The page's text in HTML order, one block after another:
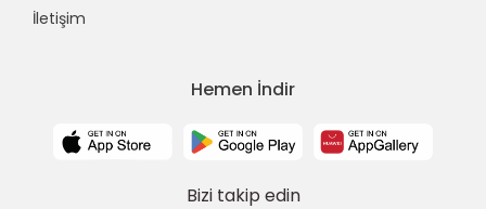
İletişim
Hemen İndir
Bizi takip edin